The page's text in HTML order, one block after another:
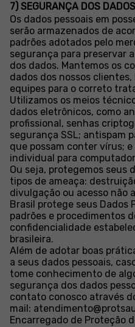
7) SEGURANÇA DOS DADOS
Os dados pessoais em
serão armazenados de
padrões adotados pelo
segurança para preservar
dos dados. Mantemos os
dados dos nossos
equipes para o correto
Utilizamos os meios
dados eletrônicos, como
profissional, senhas
segurança SSL; antispam
que possam conter vírus;
individual para
Ou seja, protegemos seus
tipos de ameaça:
divulgação ou acesso não
Brasil protege seus Dados
padrões e procedimentos
confidencialidade
brasileira.
Além de adotar boas
a seus dados pessoais,
tome conhecimento de
segurança dos dados
contato conosco através
mail:
Encarregado de Proteção